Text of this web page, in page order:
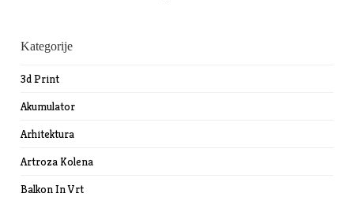
Kategorije
3d Print
Akumulator
Arhitektura
Artroza Kolena
Balkon In Vrt